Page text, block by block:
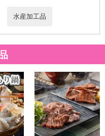
む）、調味粕（酒粕、還元
粕（酒粕、還元水あめ、食
糖、食塩〇キンメダイ（ニ
、調味粕（酒粕、還元水あ
料、砂糖、食塩〇ブリ（養
味粕（酒粕、還元水あめ、
、砂糖、食塩〇カラスガレイ
粕（酒粕、還元水あめ、食
砂糖、食塩
水産加工品